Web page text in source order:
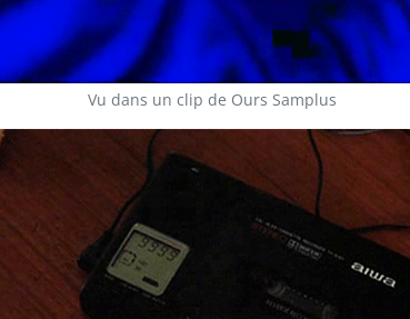
Vu dans un clip de Ours Samplus